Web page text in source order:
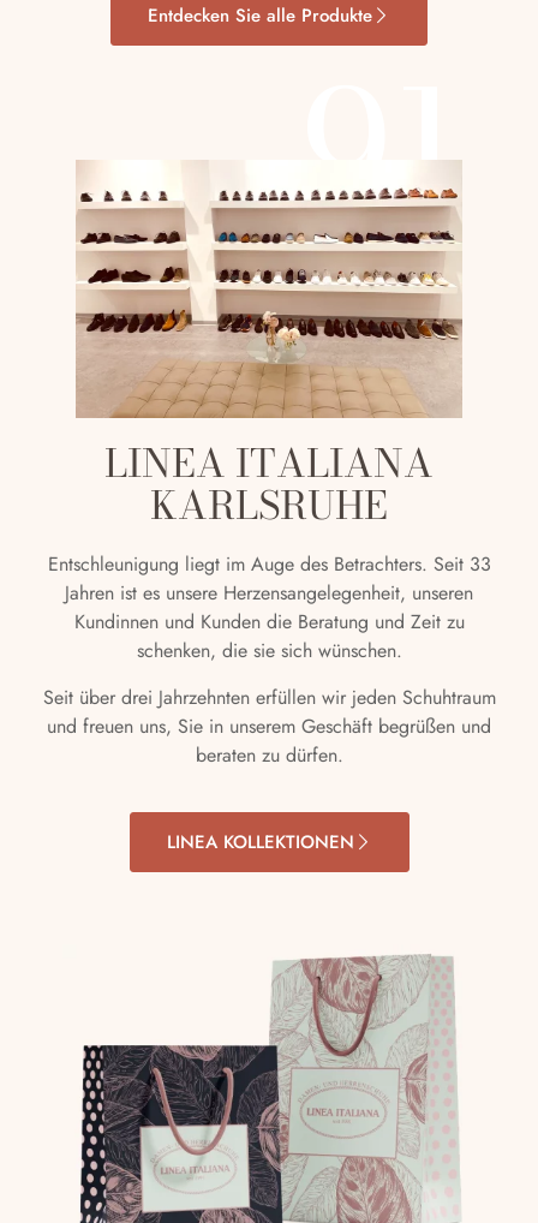
Entdecken Sie alle Produkte
91
LINEA ITALIANA
KARLSRUHE
Entschleunigung liegt im Auge des Betrachters. Seit 33
Jahren ist es unsere Herzensangelegenheit, unseren
Kundinnen und Kunden die Beratung und Zeit zu
schenken, die sie sich wünschen.
Seit über drei Jahrzehnten erfüllen wir jeden Schuhtraum
und freuen uns, Sie in unserem Geschäft begrüßen und
beraten zu dürfen.
LINEA KOLLEKTIONEN